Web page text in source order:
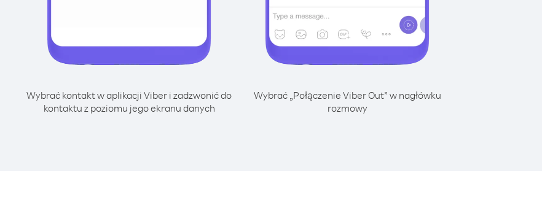
Wybrać kontakt w aplikacji Viber i zadzwonić do
kontaktu z poziomu jego ekranu danych
Wybrać „Połączenie Viber Out” w nagłówku
rozmowy